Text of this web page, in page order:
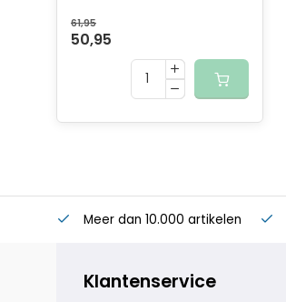
61,95
50,95
Meer dan 10.000 artikelen
Klantenservice